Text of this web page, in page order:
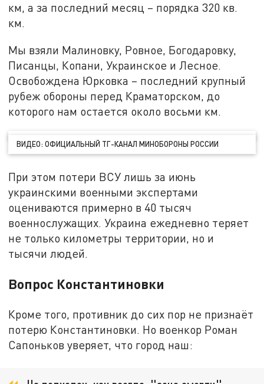
км, а за последний месяц – порядка 320 кв.
км.
Мы взяли Малиновку, Ровное, Богодаровку,
Писанцы, Копани, Украинское и Лесное.
Освобождена Юрковка – последний крупный
рубеж обороны перед Краматорском, до
которого нам остается около восьми км.
ВИДЕО: ОФИЦИАЛЬНЫЙ ТГ-КАНАЛ МИНОБОРОНЫ РОССИИ
При этом потери ВСУ лишь за июнь
украинскими военными экспертами
оцениваются примерно в 40 тысяч
военнослужащих. Украина ежедневно теряет
не только километры территории, но и
тысячи людей.
Вопрос Константиновки
Кроме того, противник до сих пор не признаёт
потерю Константиновки. Но военкор Роман
Сапоньков уверяет, что город наш: